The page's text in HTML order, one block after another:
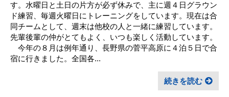
す。水曜日と土日の片方が必ず休みで、主に週４日グラウン
ド練習、毎週火曜日にトレーニングをしています。現在は合
同チームとして、週末は他校の人と一緒に練習しています。
先輩後輩の仲がとてもよく、いつも楽しく活動しています。
今年の８月は例年通り、長野県の菅平高原に４泊５日で合
宿に行きました。全国各...
続きを読む